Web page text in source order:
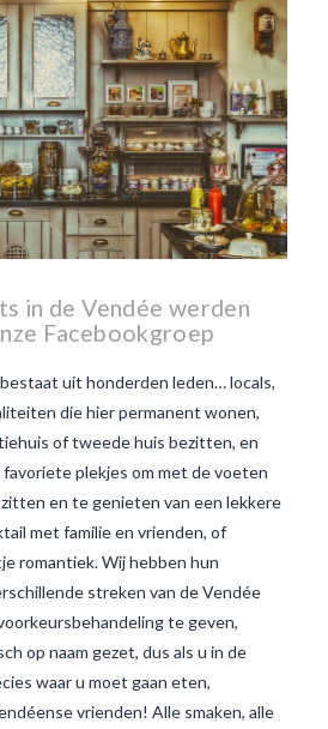
nouveau dag Wat is de dag
van Beaujolais Nouveau wat
is de traditie rond beaujolais
nouveau wat maakt
Beaujolais Nouveau zo
speciaal wat zijn tannines
witte beaujolais nouveau
VIEW POST
in de Vendée werden
Facebookgroep
uit honderden leden… locals,
die hier permanent wonen,
of tweede huis bezitten, en
plekjes om met de voeten
en te genieten van een lekkere
met familie en vrienden, of
romantiek. Wij hebben hun
streken van de Vendée
te geven,
op naam gezet, dus als u in de
waar u moet gaan eten,
vrienden! Alle smaken, alle